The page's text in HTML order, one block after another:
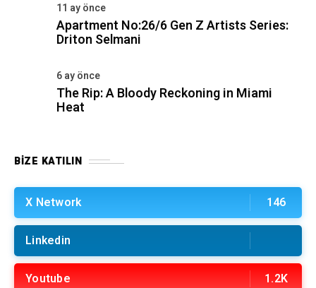
11 ay önce
Apartment No:26/6 Gen Z Artists Series:
Driton Selmani
6 ay önce
The Rip: A Bloody Reckoning in Miami
Heat
BIZE KATILIN
X Network 146
Linkedin
Youtube 1.2K